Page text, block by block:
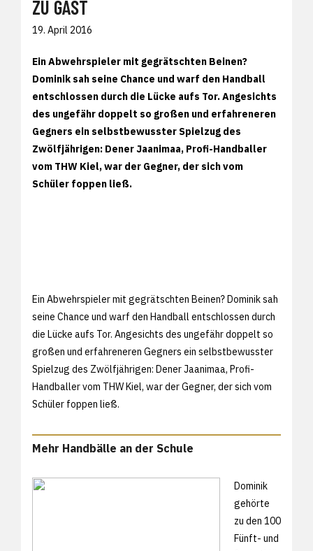
ZU GAST
19. April 2016
Ein Abwehrspieler mit gegrätschten Beinen?
Dominik sah seine Chance und warf den Handball
entschlossen durch die Lücke aufs Tor. Angesichts
des ungefähr doppelt so großen und erfahreneren
Gegners ein selbstbewusster Spielzug des
Zwölfjährigen: Dener Jaanimaa, Profi-Handballer
vom THW Kiel, war der Gegner, der sich vom
Schüler foppen ließ.
Ein Abwehrspieler mit gegrätschten Beinen? Dominik sah
seine Chance und warf den Handball entschlossen durch
die Lücke aufs Tor. Angesichts des ungefähr doppelt so
großen und erfahreneren Gegners ein selbstbewusster
Spielzug des Zwölfjährigen: Dener Jaanimaa, Profi-
Handballer vom THW Kiel, war der Gegner, der sich vom
Schüler foppen ließ.
Mehr Handbälle an der Schule
Dominik
gehörte
zu den 100
Fünft- und